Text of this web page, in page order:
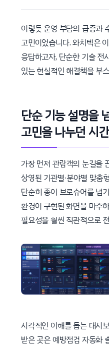
이렇듯 운영 부담의 급증과
고민이었습니다. 와치텍은
응답하고자, 단순한 기술 전
있는 현실적인 해결책을 부
단순 기능 설명을
고민을 나누던 시간
가장 먼저 관람객의 눈길을
상영된 기관별·분야별 맞춤
단순히 종이 브로슈어를 넘
환경이 구현된 화면을 마주
필요성을 훨씬 직관적으로
시각적인 이해를 돕는 대시
받은 곳은 예방점검 자동화